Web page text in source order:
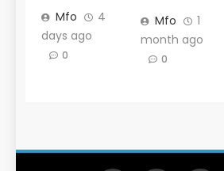
Mfo
4
days ago
0
Mfo
1
month ago
0